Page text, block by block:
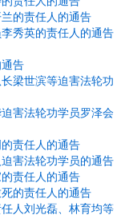
的责任人的通告
秀英的责任人的通告
告
梁世滨等迫害法轮功
害法轮功学员罗泽会
责任人的通告
害法轮功学员的通告
责任人的通告
的责任人的通告
人刘光磊、林育均等